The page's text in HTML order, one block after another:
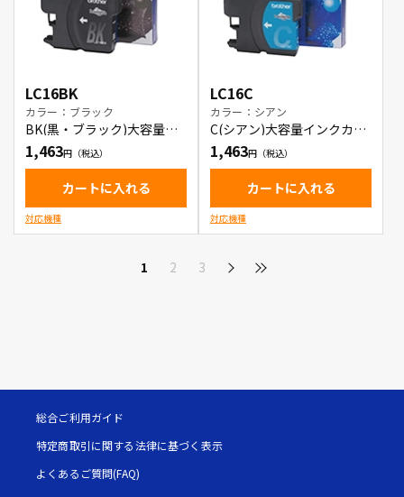
LC16BK
カラー：ブラック
BK(黒・ブラック)大容量イ
ンクカートリッジ
1,463
カートに入れる
対応機種
LC16C
カラー：シアン
C(シアン)大容量インクカー
トリッジ
1,463
カートに入れる
対応機種
1 2 3
総合ご利用ガイド
特定商取引に関する法律に基づく表示
よくあるご質問(FAQ)